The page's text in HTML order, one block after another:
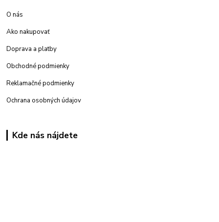
O nás
Ako nakupovať
Doprava a platby
Obchodné podmienky
Reklamačné podmienky
Ochrana osobných údajov
Kde nás nájdete